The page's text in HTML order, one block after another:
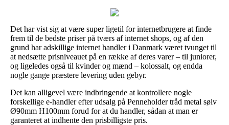
Det har vist sig at være super ligetil for internetbrugere at finde
frem til de bedste priser på tværs af internet shops, og af den
grund har adskillige internet handler i Danmark været tvunget til
at nedsætte prisniveauet på en række af deres varer – til juniorer,
og ligeledes også til kvinder og mænd – kolossalt, og endda
nogle gange præstere levering uden gebyr.
Det kan alligevel være indbringende at kontrollere nogle
forskellige e-handler efter udsalg på Penneholder tråd metal sølv
Ø90mm H100mm forud for at du handler, sådan at man er
garanteret at indhente den prisbilligste pris.